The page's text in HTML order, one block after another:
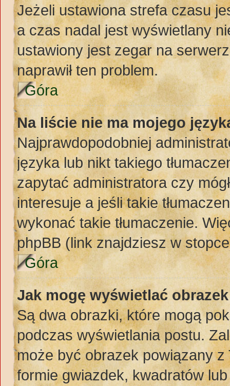
Jeżeli ustawiona strefa czasu
a czas nadal jest wyświetlany
ustawiony jest zegar na
naprawił ten problem.
Góra
Na liście nie ma mojego
Najprawdopodobniej
języka lub nikt takiego
zapytać administratora czy
interesuje a jeśli takie
wykonać takie tłumaczenie.
phpBB (link znajdziesz w
Góra
Jak mogę wyświetlać
Są dwa obrazki, które mogą
podczas wyświetlania postu.
może być obrazek powiązany
formie gwiazdek, kwadratów